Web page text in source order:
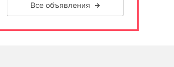
Все объявления